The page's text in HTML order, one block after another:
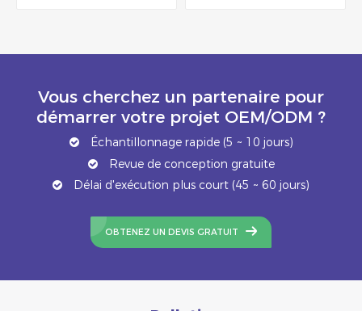
Vous cherchez un partenaire pour
démarrer votre projet OEM/ODM ?
Échantillonnage rapide (5 ~ 10 jours)
Revue de conception gratuite
Délai d'exécution plus court (45 ~ 60 jours)
OBTENEZ UN DEVIS GRATUIT